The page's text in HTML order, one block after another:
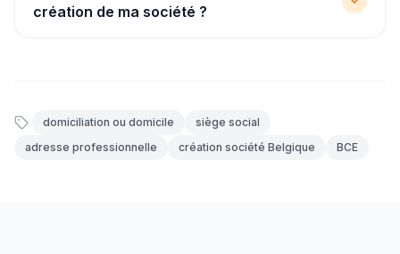
création de ma société ?
domiciliation ou domicile
siège social
adresse professionnelle
création société Belgique BCE